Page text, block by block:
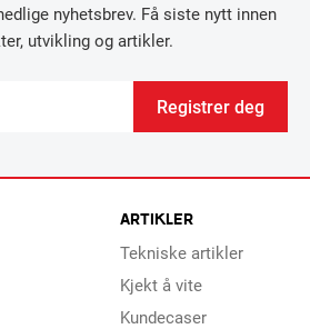
nyhetsbrev. Få siste nytt innen
utvikling og artikler.
Registrer deg
ARTIKLER
Tekniske artikler
Kjekt å vite
Kundecaser